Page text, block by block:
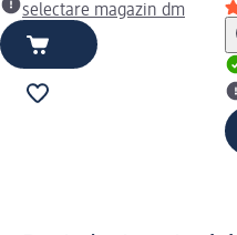
selectare magazin dm